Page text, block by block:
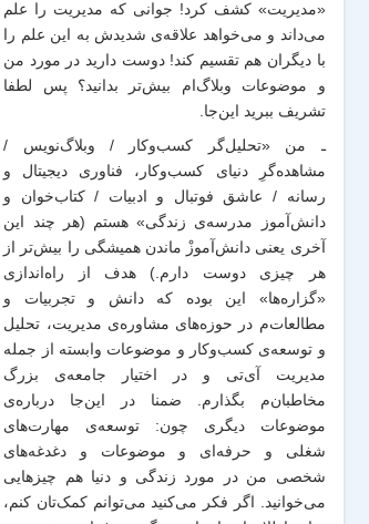
۳- درسی را خیلی خیلی خوب بلد بودم و شب امتحان به یکی از دوستان تدریس کردم. نتیجه: دوست من ۲۰ گرفت و خودم افتادم!!!
«مدیریت» کشف کرد! جوانی که مدیریت را علم
می‌داند و می‌خواهد علاقه‌ی شدیدش به این علم را
بادیگران همتقسیم کند! دوست دارید در مورد من
و موضوعات وبلاگ‌ام بیش‌تر بدانید؟ پس لطفا
تشریف ببرید این‌جا.
ـ من «تحلیل‌گر کسب‌وکار / وبلاگ‌نویس /
مشاهده‌گرِ دنیای کسب‌وکار، فناوری دیجیتال و
رسانه / عاشق فوتبال و ادبیات / کتاب‌خوان و
دانش‌آموز مدرسه‌ی زندگی» هستم (هر چند این
آخری یعنی دانش‌آموزْ ماندن همیشگی را بیش‌تر از
هر چیزی دوست دارم.) هدف از راه‌اندازی
«گزاره‌ها» این بوده که دانش و تجربیات‌ و
مطالعات‌م در حوزه‌های مشاوره‌ی مدیریت، تحلیل
و توسعه‌ی کسب‌وکار و موضوعات وابسته از جمله
مدیریت آی‌تی و در اختیار جامعه‌ی بزرگ
مخاطبان‌م بگذارم. ضمنا در این‌جا درباره‌ی
موضوعات دیگری چون: توسعه‌ی مهارت‌های
شغلی و حرفه‌ای و موضوعات و دغدغه‌های
شخصی من در مورد زندگی و دنیا هم چیزهایی
می‌خوانید. اگر فکر می‌کنید می‌توانم کمک‌تان کنم،